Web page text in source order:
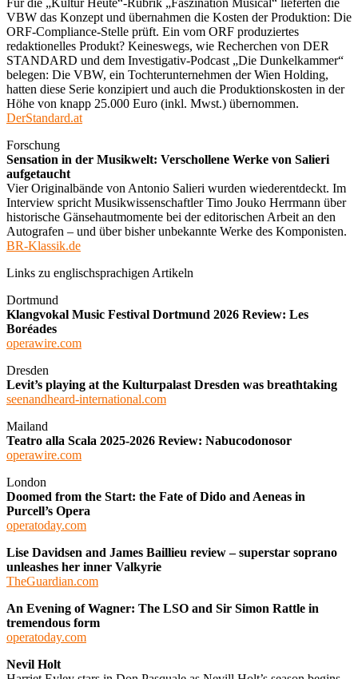
VBW das Konzept und übernahmen die Kosten der Produktion: Die
ORF-Compliance-Stelle prüft. Ein vom ORF produziertes
redaktionelles Produkt? Keineswegs, wie Recherchen von DER
STANDARD und dem Investigativ-Podcast „Die Dunkelkammer“
belegen: Die VBW, ein Tochterunternehmen der Wien Holding,
hatten diese Serie konzipiert und auch die Produktionskosten in der
Höhe von knapp 25.000 Euro (inkl. Mwst.) übernommen.
DerStandard.at
Forschung
Sensation in der Musikwelt: Verschollene Werke von Salieri
aufgetaucht
Vier Originalbände von Antonio Salieri wurden wiederentdeckt. Im
Interview spricht Musikwissenschaftler Timo Jouko Herrmann über
historische Gänsehautmomente bei der editorischen Arbeit an den
Autografen – und über bisher unbekannte Werke des Komponisten.
BR-Klassik.de
Links zu englischsprachigen Artikeln
Dortmund
Klangvokal Music Festival Dortmund 2026 Review: Les
Boréades
operawire.com
Dresden
Levit’s playing at the Kulturpalast Dresden was breathtaking
seenandheard-international.com
Mailand
Teatro alla Scala 2025-2026 Review: Nabucodonosor
operawire.com
London
Doomed from the Start: the Fate of Dido and Aeneas in
Purcell’s Opera
operatoday.com
Lise Davidsen and James Baillieu review – superstar soprano
unleashes her inner Valkyrie
TheGuardian.com
An Evening of Wagner: The LSO and Sir Simon Rattle in
tremendous form
operatoday.com
Nevil Holt